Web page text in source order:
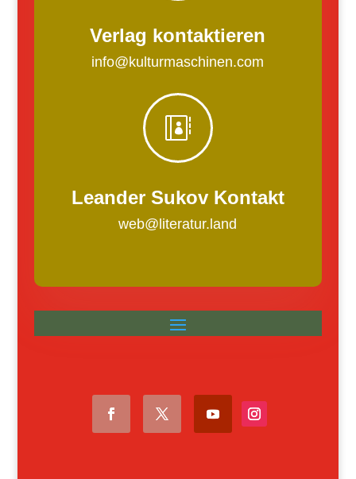
Verlag kontaktieren
info@kulturmaschinen.com

Leander Sukov Kontakt
web@literatur.land